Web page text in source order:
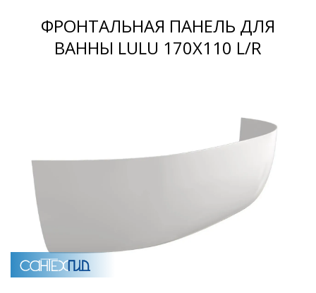
Мебель для ванных комнат
Полотенцесушители
Аксессуары для ванных комнат
ФРОНТАЛЬНАЯ ПАНЕЛЬ ДЛЯ
ВАННЫ LULU 170X110 L/R